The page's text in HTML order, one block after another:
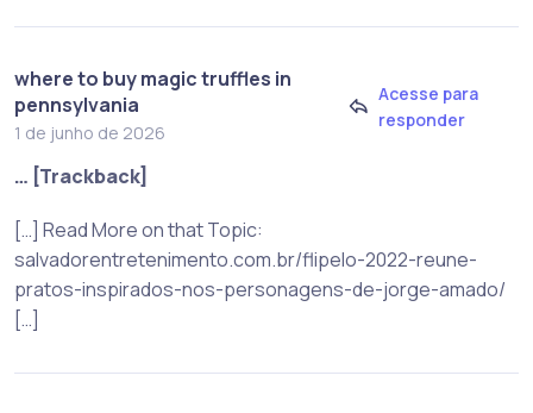
where to buy magic truffles in
pennsylvania
1 de junho de 2026
Acesse para
responder
… [Trackback]
[…] Read More on that Topic:
salvadorentretenimento.com.br/flipelo-2022-reune-
pratos-inspirados-nos-personagens-de-jorge-amado/
[…]